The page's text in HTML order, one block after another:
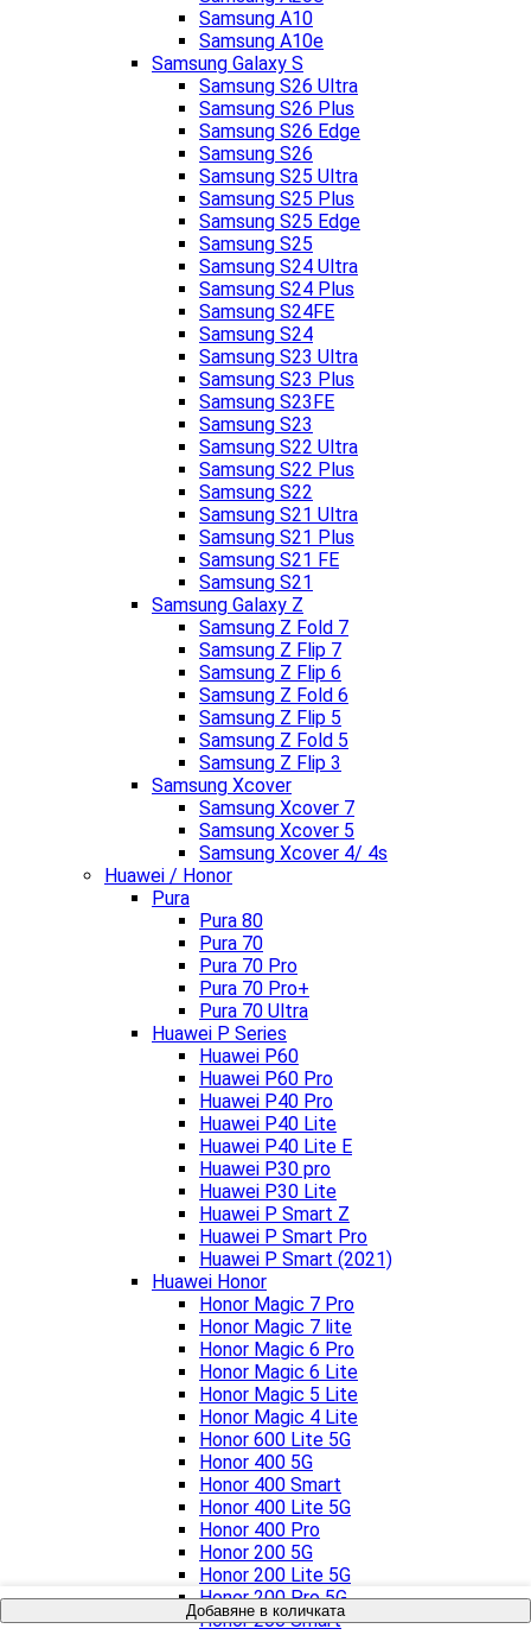
Добавяне в количката
Samsung A10
Samsung A10e
Samsung Galaxy S
Samsung S26 Ultra
Samsung S26 Plus
Samsung S26 Edge
Samsung S26
Samsung S25 Ultra
Samsung S25 Plus
Samsung S25 Edge
Samsung S25
Samsung S24 Ultra
Samsung S24 Plus
Samsung S24FE
Samsung S24
Samsung S23 Ultra
Samsung S23 Plus
Samsung S23FE
Samsung S23
Samsung S22 Ultra
Samsung S22 Plus
Samsung S22
Samsung S21 Ultra
Samsung S21 Plus
Samsung S21 FE
Samsung S21
Samsung Galaxy Z
Samsung Z Fold 7
Samsung Z Flip 7
Samsung Z Flip 6
Samsung Z Fold 6
Samsung Z Flip 5
Samsung Z Fold 5
Samsung Z Flip 3
Samsung Xcover
Samsung Xcover 7
Samsung Xcover 5
Samsung Xcover 4/ 4s
Huawei / Honor
Pura
Pura 80
Pura 70
Pura 70 Pro
Pura 70 Pro+
Pura 70 Ultra
Huawei P Series
Huawei P60
Huawei P60 Pro
Huawei P40 Pro
Huawei P40 Lite
Huawei P40 Lite E
Huawei P30 pro
Huawei P30 Lite
Huawei P Smart Z
Huawei P Smart Pro
Huawei P Smart (2021)
Huawei Honor
Honor Magic 7 Pro
Honor Magic 7 lite
Honor Magic 6 Pro
Honor Magic 6 Lite
Honor Magic 5 Lite
Honor Magic 4 Lite
Honor 600 Lite 5G
Honor 400 5G
Honor 400 Smart
Honor 400 Lite 5G
Honor 400 Pro
Honor 200 5G
Honor 200 Lite 5G
Honor 200 Pro 5G
Honor 200 Smart